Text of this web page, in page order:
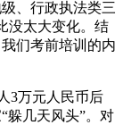
、行政执法类三
没太大变化。结
们考前培训的内
3万元人民币后
躲几天风头”。对